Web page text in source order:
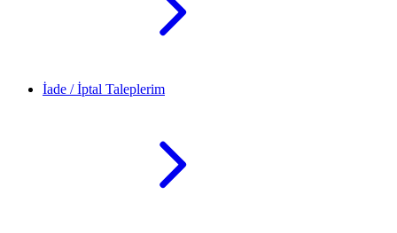
İade / İptal Taleplerim